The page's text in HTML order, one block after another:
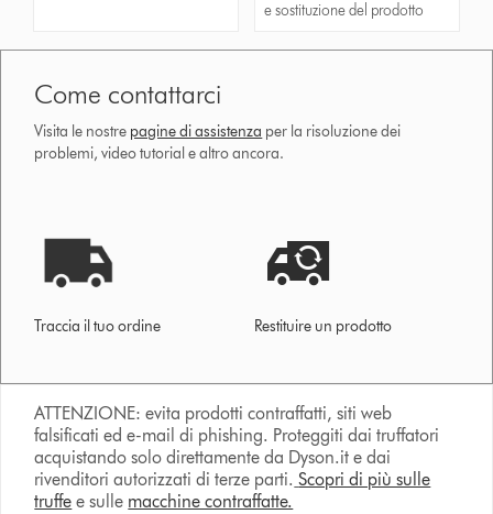
e sostituzione del prodotto
Come contattarci
Visita le nostre pagine di assistenza per la risoluzione dei
problemi, video tutorial e altro ancora.
Traccia il tuo ordine Restituire un prodotto
ATTENZIONE: evita prodotti contraffatti, siti web
falsificati ed e-mail di phishing. Proteggiti dai truffatori
acquistando solo direttamente da Dyson.it e dai
rivenditori autorizzati di terze parti. Scopri di più sulle
truffe e sulle macchine contraffatte.